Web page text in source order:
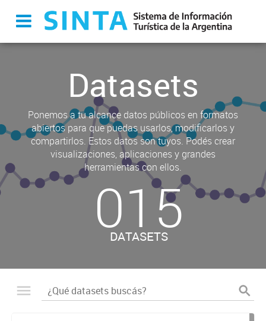
Datasets
Ponemos a tu alcance datos públicos en formatos
abiertos para que puedas usarlos, modificarlos y
compartirlos. Estos datos son tuyos. Podés crear
visualizaciones, aplicaciones y grandes
herramientas con ellos.
015
DATASETS